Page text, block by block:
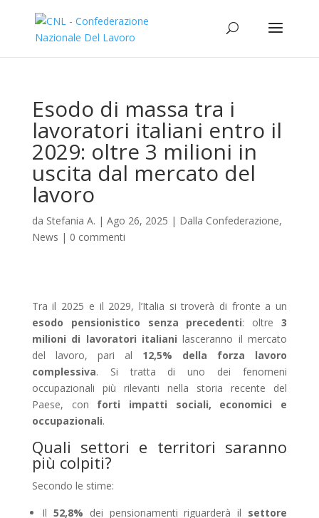
Esodo di massa tra i
lavoratori italiani entro il
2029: oltre 3 milioni in
uscita dal mercato del
lavoro
da Stefania A. | Ago 26, 2025 | Dalla Confederazione,
News | 0 commenti
Tra il 2025 e il 2029, l’Italia si troverà di fronte a un
esodo pensionistico senza precedenti: oltre3
milioni di lavoratori italiani lasceranno il mercato
del lavoro, pari al 12,5% della forza lavoro
complessiva. Si tratta di uno dei fenomeni
occupazionali più rilevanti nella storia recente del
Paese, con forti impatti sociali, economici e
occupazionali.
Quali settori e territori saranno
più colpiti?
Secondo le stime:
Il 52,8% dei pensionamenti riguarderà il settore